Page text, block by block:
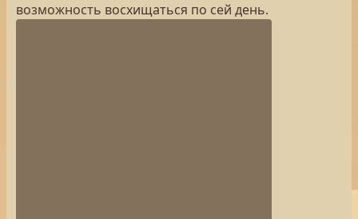
возможность восхищаться по сей день.